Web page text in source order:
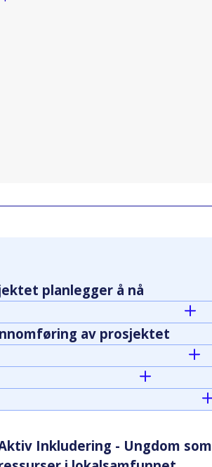
planlegger å nå
av prosjektet
Inkludering - Ungdom som